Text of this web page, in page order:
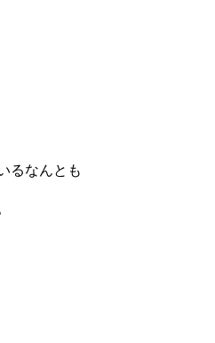
るなんとも